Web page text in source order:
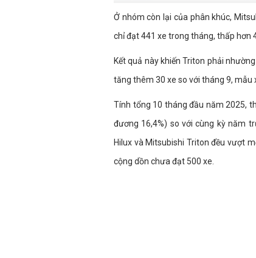
Ở nhóm còn lại của phân khúc,
chỉ đạt 441 xe trong tháng, thấp hơn
Kết quả này khiến Triton phải
tăng thêm 30 xe so với tháng 9, mẫu
Tính tổng 10 tháng đầu năm 2025,
đương 16,4%) so với cùng kỳ năm
Hilux và Mitsubishi Triton đều vượt
cộng dồn chưa đạt 500 xe.